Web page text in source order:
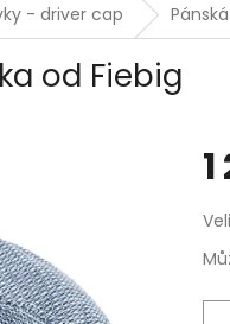
- driver cap
od Fiebig